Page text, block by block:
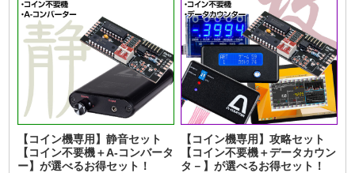
【コイン機専用】静音セット
【コイン不要機＋A-コンバータ
ー】が選べるお得セット！
【コイン機専用】攻略セット
【コイン不要機＋データカウン
タ－】が選べるお得セット！